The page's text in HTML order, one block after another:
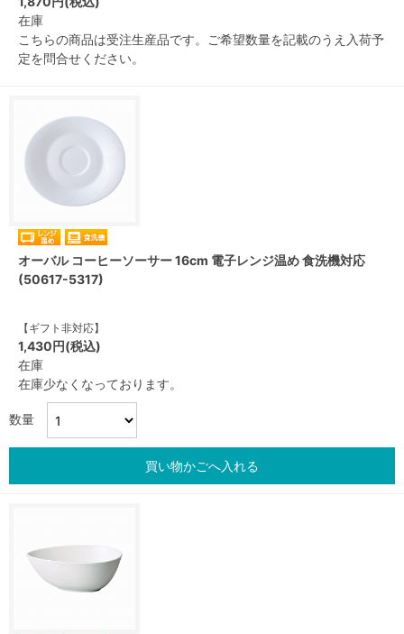
在庫
こちらの商品は受注生産品です。ご希望数量を記載のうえ入荷予
定を問合せください。
オーバル コーヒーソーサー 16cm 電子レンジ温め 食洗機対応
(50617-5317)
【ギフト非対応】
1,430円(税込)
在庫
在庫少なくなっております。
数量
買い物かごへ入れる